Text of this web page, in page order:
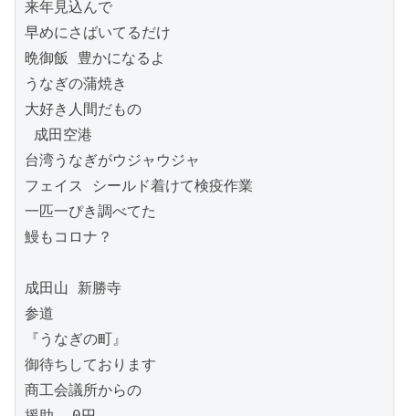
来年見込んで
早めにさばいてるだけ
晩御飯 豊かになるよ
うなぎの蒲焼き
大好き人間だもの
成田空港
台湾うなぎがウジャウジャ
フェイス シールド着けて検疫作業
一匹一ぴき調べてた
鰻もコロナ？
成田山 新勝寺
参道
『うなぎの町』
御待ちしております
商工会議所からの